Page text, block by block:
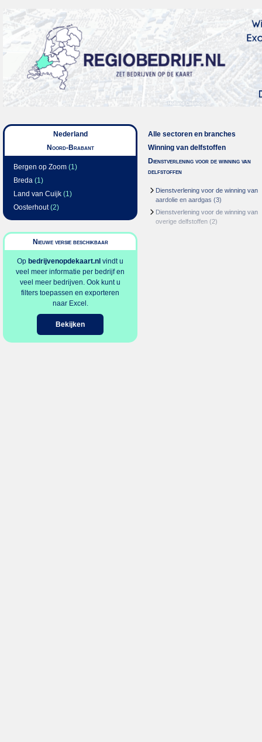
Nederland
Noord-Brabant
Bergen op Zoom (1)
Breda (1)
Land van Cuijk (1)
Oosterhout(2)
Nieuwe versie beschikbaar
Op bedrijvenopdekaart.nl vindt u
veel meer informatie per bedrijf en
veel meer bedrijven. Ook kunt u
filters toepassen en exporteren
naar Excel.
Bekijken
Alle sectoren en branches
Winning van delfstoffen
Dienstverlening voor de winning van
delfstoffen
Dienstverlening voor de winning van
aardolie en aardgas (3)
Dienstverlening voor de winning van
overige delfstoffen (2)